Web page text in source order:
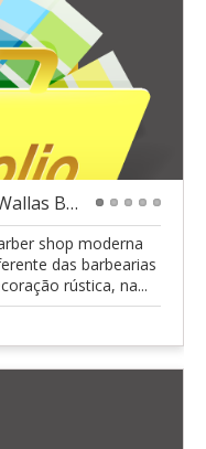
Logotipo e Branding | Ruan Wallas Barbearia
shop moderna
das barbearias
rústica, na...